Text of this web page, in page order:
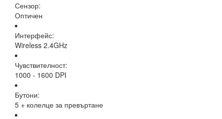
Сензор:
Оптичен
Интерфейс:
Wireless 2.4GHz
Чувствителност:
1000 - 1600 DPI
Бутони:
5 + колелце за превъртане